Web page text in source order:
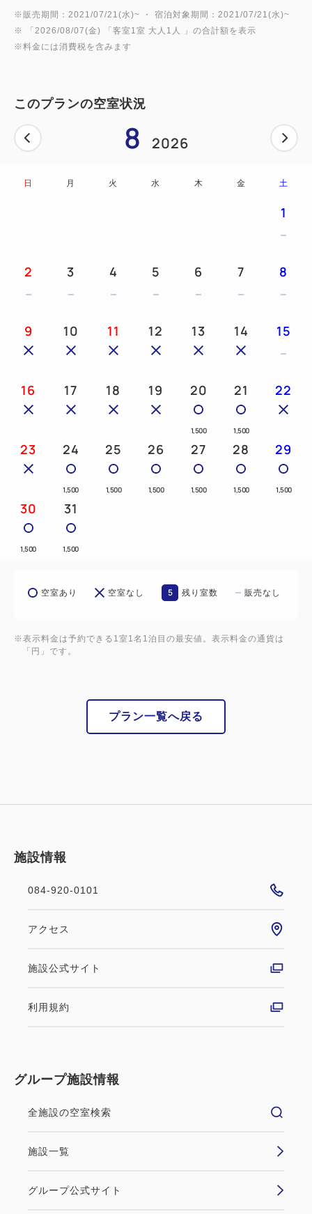
ます！
・和食、洋食どちらのメニューも充実♪
《プラン内容》 朝食ビュッフェプラン
すが9時30分以降はお料理の補充がないためお早目の
ご来場がおすすめです！)
流れ 1.ネットでご予約 2.ご来館 フロントにて
後、ご朝食 朝食ビュッフェをお楽しみください♪
※販売期間：2021/07/21(水)~ ・ 宿泊対象期間：2021/07/21(水)~
※ 「 2026/08/07(金) 「客室1室 大人1人
」の合計額を表示
※料金には消費税を含みます
このプランの空室状況
8 2026
日 月 火 水 木 金 土
1
2 3 4 5 6 7 8
9 10 11 12 13 14 15
16 17 18 19 20
1,500
21
1,500
22
23 24
1,500
25
1,500
26
1,500
27
1,500
28
1,500
29
1,500
30
1,500
31
1,500
空室あり 空室なし 5 残り室数 販売なし
※表示料金は予約できる1室1名1泊目の最安値。表示料金の通貨は
「円」です。
プラン一覧へ戻る
施設情報
084-920-0101
アクセス
施設公式サイト
利用規約
グループ施設情報
全施設の空室検索
施設一覧
グループ公式サイト